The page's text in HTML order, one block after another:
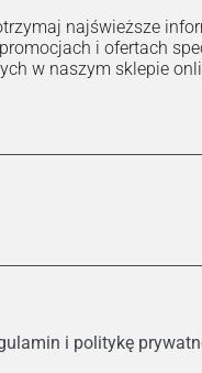
najświeższe
i ofertach
w naszym sklepie
i politykę